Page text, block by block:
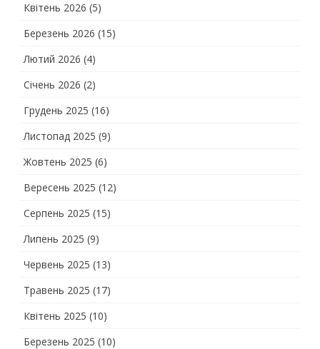
Квітень 2026 (5)
Березень 2026 (15)
Лютий 2026 (4)
Січень 2026 (2)
Грудень 2025 (16)
Листопад 2025 (9)
Жовтень 2025 (6)
Вересень 2025 (12)
Серпень 2025 (15)
Липень 2025 (9)
Червень 2025 (13)
Травень 2025 (17)
Квітень 2025 (10)
Березень 2025 (10)